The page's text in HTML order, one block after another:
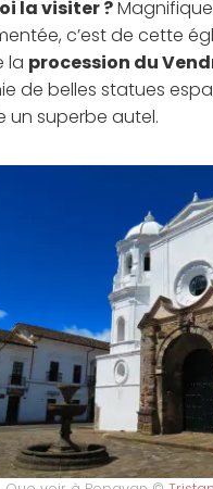
la visiter ?
c’est de cette
la procession du
de belles statues
un superbe autel.